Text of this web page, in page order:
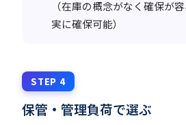
（在庫の概念がなく確保が
実に確保可能）
STEP 4
保管・管理負荷で選ぶ